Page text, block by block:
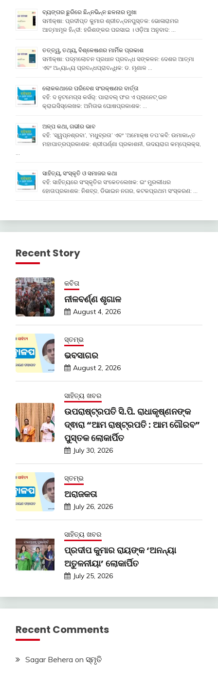
ବ୍ୟଙ୍ଗର ଛୁରିରେ ଛିନ୍ନଭିନ୍ନ ଛଳନାର ମୁଖା
ସମୀକ୍ଷା: ପ୍ରଦୀପ୍ତ କୁମାର ଶ୍ରୀଚନ୍ଦନପୁସ୍ତକ: ଭୋଳାରାମର
ଆତ୍ମାମୂଳ ହିନ୍ଦୀ: ହରିଶଙ୍କର ପରସାଇ । ଓଡ଼ିଆ ଅନୁବାଦ: …
ତତ୍ତ୍ୱ, ତଥ୍ୟ, ବିଶ୍ଳେଷଣର ମାର୍ମିକ ପ୍ରକାଶ
ସମୀକ୍ଷା: ପଦ୍ମଲୋଚନ ପ୍ରଧାନ ପ୍ରବନ୍ଧ ସଙ୍କଳନ: ଦେଶର ଆତ୍ମା
ଏବଂ ଅନ୍ୟାନ୍ୟ ପ୍ରବନ୍ଧପ୍ରାବନ୍ଧିକ: ଡ. ମୃଣାଳ …
ଲୋକକଥାରେ ପରିବେଶ ସଂରକ୍ଷଣର ବାର୍ତ୍ତା
ବହି: ଦ ନୁଟମେଗ୍ସ କର୍ସର୍: ପାରାବଲ୍ ଫର ଏ ପ୍ଲାନେଟ୍ ଇନ
କ୍ରାଇସିସ୍ଲେଖକ: ଅମିତାଭ ଘୋଷପ୍ରକାଶକ: …
ଅଳ୍ପ କଥା, ଗଭୀର ଭାବ
ବହି: ‘ସ୍ୱପ୍ନଶ୍ରବା’, ‘ମଧୁବ୍ରତା’ ଏବଂ ‘ଅମୋକ୍ଷ ତପ’କବି: ଉମାକାନ୍ତ
ମହାପାତ୍ରପ୍ରକାଶକ: ଶ୍ରୀପର୍ଣ୍ଣା ପ୍ରକାଶନୀ, ଉଦୟରାଗ କମ୍ପେ୍ଲକ୍ସ,
ସାହିତ୍ୟ, ସଂସ୍କୃତି ଓ ସମାଜର କଥା
ବହି: ସାହିତ୍ୟରେ ସଂସ୍କୃତିର ସଂକେତଲେଖକ: ଇଂ ମୁରଲୀଧର
ହୋତାପ୍ରକାଶକ: ନିଶବ୍ଦ, ଡିଭାଇନ ନଗର, କଟକପ୍ରଥମ ସଂସ୍କରଣ: …
Recent Story
କବିତା
ନୀଳବର୍ଣ୍ଣ ଶୃଗାଳ
August 4, 2026
ସ୍ତମ୍ଭ
ଭବସାଗର
August 2, 2026
ସାହିତ୍ୟ ଖବର
ଉପରାଷ୍ଟ୍ରପତି ସି.ପି. ରାଧାକୃଷ୍ଣନଙ୍କ
ଦ୍ଵାରା “ଆମ ରାଷ୍ଟ୍ରପତି : ଆମ ଗୌରବ”
ପୁସ୍ତକ ଲୋକାର୍ପିତ
July 30, 2026
ସ୍ତମ୍ଭ
ଅରାଜକତା
July 26, 2026
ସାହିତ୍ୟ ଖବର
ପ୍ରଦୀପ କୁମାର ରାୟଙ୍କ ‘ଅନନ୍ୟା
ଅତୁଳନୀୟା’ ଲୋକାର୍ପିତ
July 25, 2026
Recent Comments
Sagar Behera on ସ୍ମୃତି